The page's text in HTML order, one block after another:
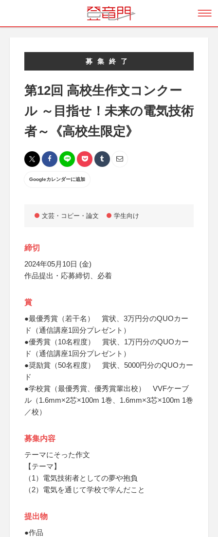
募集終了
第12回 高校生作文コンクー
ル ～目指せ！未来の電気技術
者～《高校生限定》
Googleカレンダーに追加
文芸・コピー・論文 学生向け
締切
2024年05月10日 (金)
作品提出・応募締切、必着
賞
●最優秀賞（若干名） 賞状、3万円分のQUOカー
ド（通信講座1回分プレゼント）
●優秀賞（10名程度） 賞状、1万円分のQUOカー
ド（通信講座1回分プレゼント）
●奨励賞（50名程度） 賞状、5000円分のQUOカー
ド
●学校賞（最優秀賞、優秀賞輩出校） VVFケーブ
ル（1.6mm×2芯×100m 1巻、1.6mm×3芯×100m 1巻
／校）
募集内容
テーマにそった作文
【テーマ】
（1）電気技術者としての夢や抱負
（2）電気を通じて学校で学んだこと
提出物
●作品